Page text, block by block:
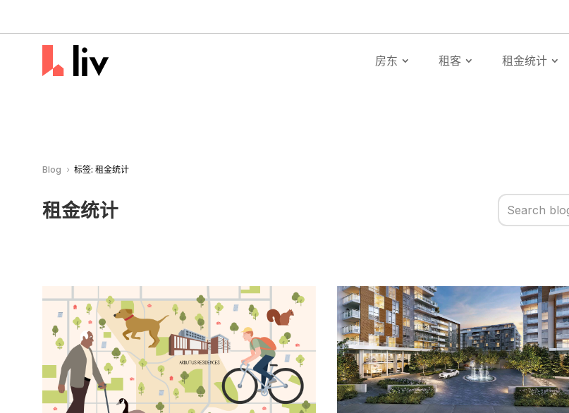
房东 租客 租金统计
Blog 5 标签: 租金统计
租金统计